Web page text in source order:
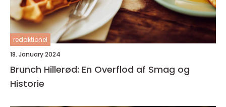
redaktionel
18. January 2024
Brunch Hillerød: En Overflod af Smag og
Historie